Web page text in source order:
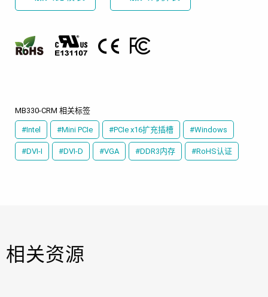
MB330-CRM 相关标签
#Intel #Mini PCIe #PCIe x16扩充插槽 #Windows
#DVI-I #DVI-D #VGA #DDR3内存 #RoHS认证
相关资源